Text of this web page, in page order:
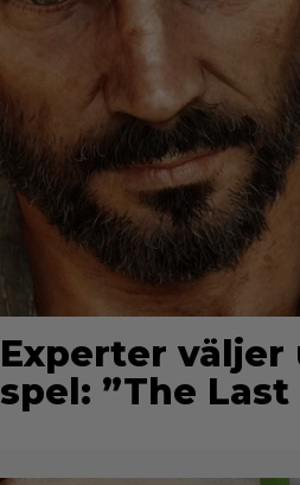
Experter väljer
spel: ”The